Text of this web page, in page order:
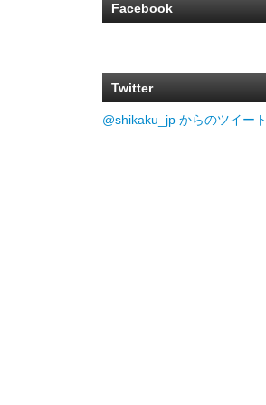
Facebook
Twitter
@shikaku_jp からのツイート